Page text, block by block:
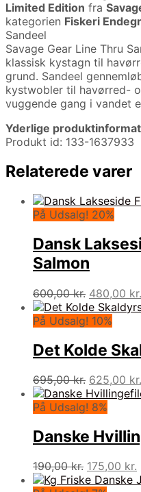
Limited Edition fra
kategorien Fiskeri
Sandeel
Savage Gear Line Thru
klassisk kystagn til
grund. Sandeel
kystwobler til havørred-
vuggende gang i vandet
Yderlige
Produkt id: 133-1637933
Relaterede varer
På Udsalg! 20%
Dansk
Salmon
600,00kr. Den
pris
600,00
480,00 kr.
På Udsalg! 10%
Det Kolde
695,00kr. Den
pris
695,00
625,00 kr.
På Udsalg! 8%
Danske
190,00kr. Den
175,00 kr.